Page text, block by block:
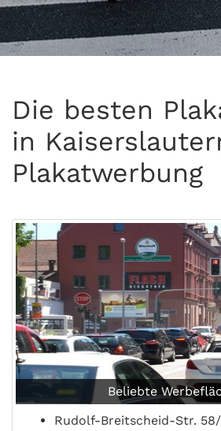
Die besten
in
Plakatwerbung
Beliebte
Rudolf-Breitscheid-Str. 58/